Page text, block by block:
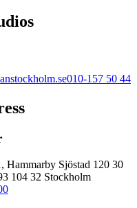
010-157 50 44
Hammarby Sjöstad 120 30
104 32 Stockholm